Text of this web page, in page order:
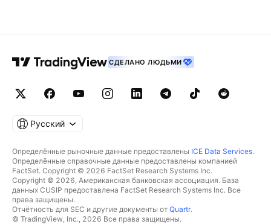
СДЕЛАНО ЛЮДЬМИ
Русский
Определённые рыночные данные предоставлены ICE Data Services.
Определённые справочные данные предоставлены компанией
FactSet. Copyright © 2026 FactSet Research Systems Inc.
Copyright © 2026, Американская банковская ассоциация. База
данных CUSIP предоставлена FactSet Research Systems Inc. Все
права защищены.
Отчётность для SEC и другие документы от Quartr.
© TradingView, Inc., 2026 Все права защищены.